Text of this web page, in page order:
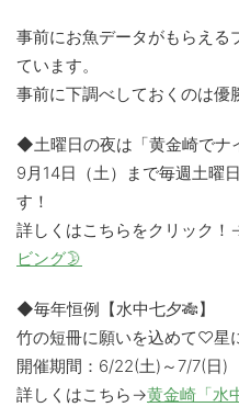
事前にお魚データがもらえる
ています。
事前に下調べしておくのは優
◆土曜日の夜は「黄金崎でナ
9月14日（土）まで毎週土曜
す！
詳しくはこちらをクリック
ビング🌛
◆毎年恒例【水中七夕🎋】
竹の短冊に願いを込めて♡星
開催期間：6/22(土)～7/7(日)
詳しくはこちら→黄金崎「水